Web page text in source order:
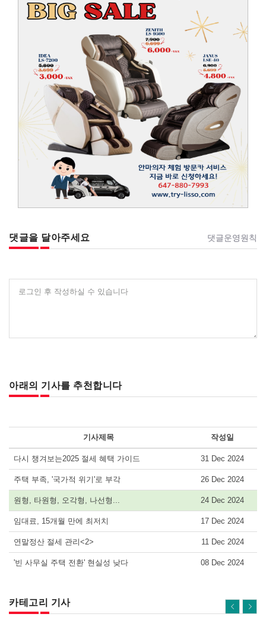
댓글을 달아주세요 댓글운영원칙
로그인 후 작성하실 수 있습니다
아래의 기사를 추천합니다
기사제목 작성일
다시 챙겨보는2025 절세 혜택 가이드 31 Dec 2024
주택 부족, '국가적 위기'로 부각 26 Dec 2024
원형, 타원형, 오각형, 나선형... 24 Dec 2024
임대료, 15개월 만에 최저치 17 Dec 2024
연말정산 절세 관리<2> 11 Dec 2024
'빈 사무실 주택 전환' 현실성 낮다 08 Dec 2024
카테고리 기사